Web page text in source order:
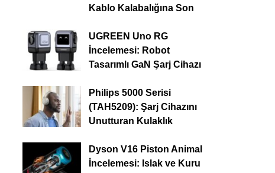
Kablo Kalabalığına Son
UGREEN Uno RG
İncelemesi: Robot
Tasarımlı GaN Şarj Cihazı
Philips 5000 Serisi
(TAH5209): Şarj Cihazını
Unutturan Kulaklık
Dyson V16 Piston Animal
İncelemesi: Islak ve Kuru